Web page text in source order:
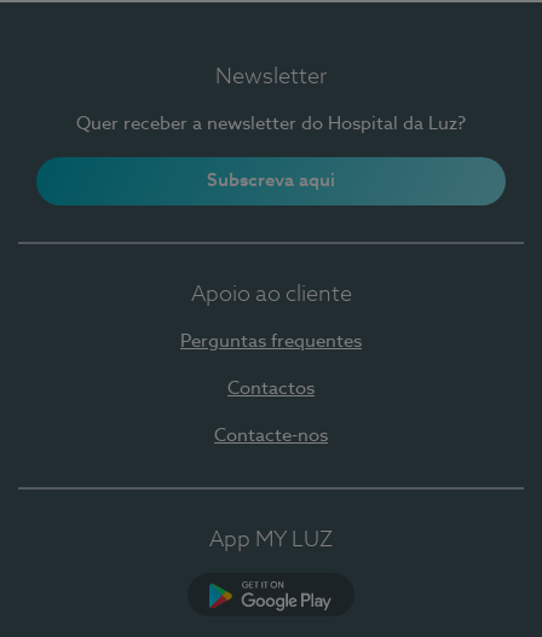
Newsletter
Quer receber a newsletter do Hospital da Luz?
Subscreva aqui
Apoio ao cliente
Perguntas frequentes
Contactos
Contacte-nos
App MY LUZ